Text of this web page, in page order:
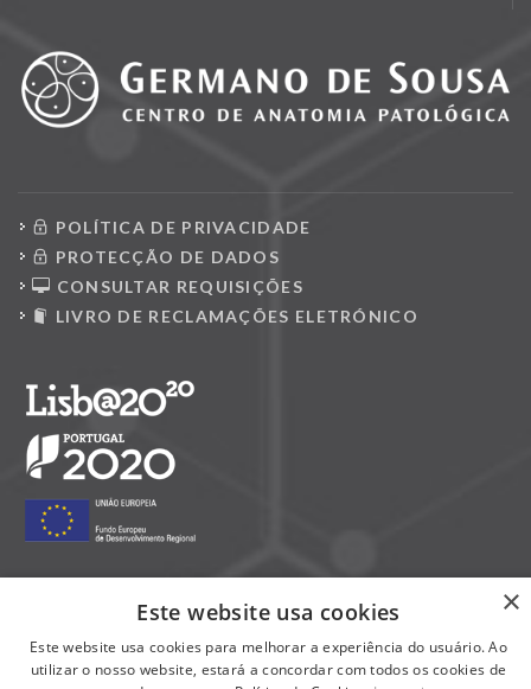
POLÍTICA DE PRIVACIDADE
PROTECÇÃO DE DADOS
CONSULTAR REQUISIÇÕES
LIVRO DE RECLAMAÇÕES ELETRÓNICO
×
Este website usa cookies
Este website usa cookies para melhorar a experiência do usuário. Ao
utilizar o nosso website, estará a concordar com todos os cookies de